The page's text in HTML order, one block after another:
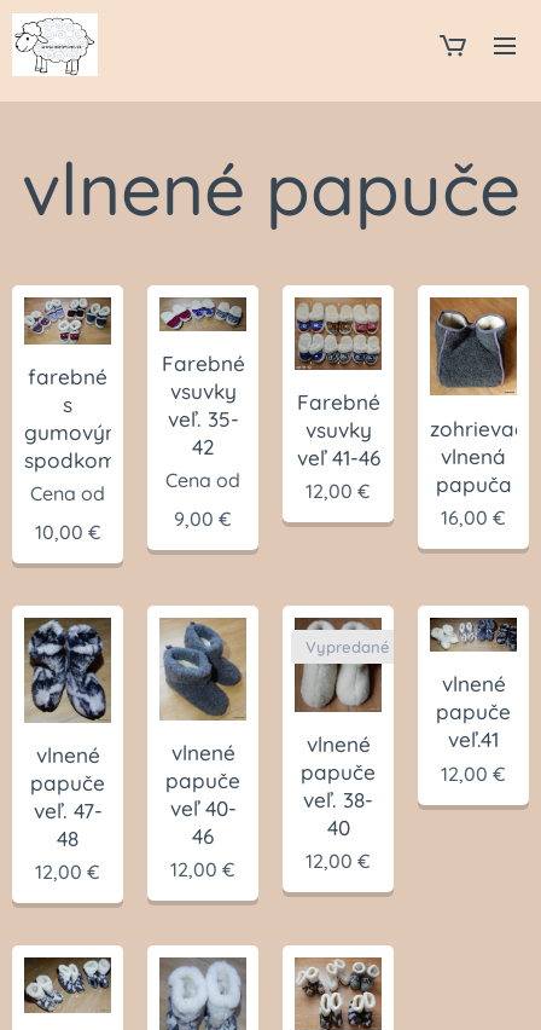
vlnené papuče
farebné
s
gumovým
spodkom
Cena od
10,00 €
Farebné
vsuvky
veľ. 35-
42
Cena od
9,00 €
Farebné
vsuvky
veľ 41-46
12,00 €
vlnená
papuča
16,00 €
vlnené
papuče
veľ. 47-
48
12,00 €
vlnené
papuče
veľ 40-
46
12,00 €
vlnené
papuče
veľ. 38-
40
Vypredané
12,00 €
vlnené
papuče
veľ.41
12,00 €